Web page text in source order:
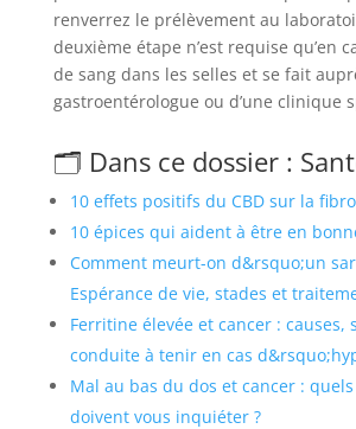
renverrez le prélèvement au
deuxième étape n’est requise qu’en
de sang dans les selles et se fait
gastroentérologue ou d’une clinique
🗂️ Dans ce dossier :
10 effets positifs du CBD sur la
10 épices qui aident à être en
Comment meurt-on d&rsquo;un
Espérance de vie, stades et
Ferritine élevée et cancer : causes,
conduite à tenir en cas
Mal au bas du dos et cancer :
doivent vous inquiéter ?